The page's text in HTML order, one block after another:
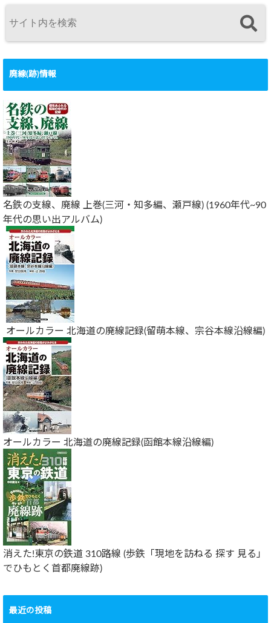
廃線(跡)情報
名鉄の支線、廃線 上巻(三河・知多編、瀬戸線) (1960年代~90
年代の思い出アルバム)
オールカラー 北海道の廃線記録(留萌本線、宗谷本線沿線編)
オールカラー 北海道の廃線記録(函館本線沿線編)
消えた!東京の鉄道 310路線 (歩鉄「現地を訪ねる 探す 見る」
でひもとく首都廃線跡)
最近の投稿